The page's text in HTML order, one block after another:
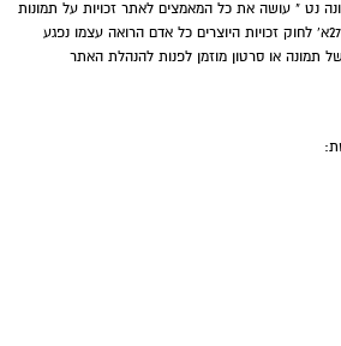
נט " עושה את כל המאמצים לאתר זכויות על תמונות
וסרטונים. אולם, בהתאם לסעיף 27א' לחוק זכויות היוצרים כל אדם הרואה עצמו נפגע
תמונה או סרטון מוזמן לפנות להנהלת האתר